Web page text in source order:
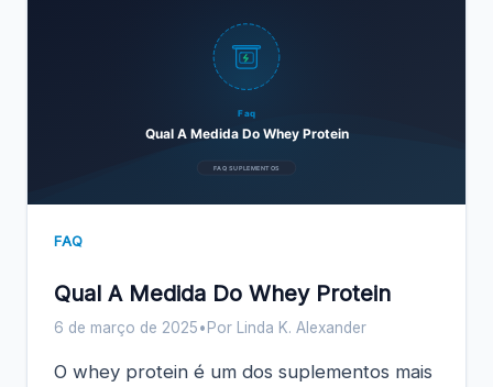
Faq
Qual A Medida Do Whey Protein
FAQ SUPLEMENTOS
FAQ
Qual A Medida Do Whey Protein
6 de março de 2025• Por Linda K. Alexander
O whey protein é um dos suplementos mais